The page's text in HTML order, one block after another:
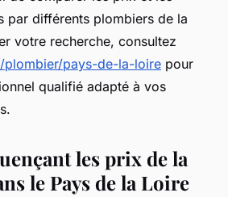
par différents plombiers de la
votre recherche, consultez
pays-de-la-loire pour
qualifié adapté à vos
les prix de la
le Pays de la Loire